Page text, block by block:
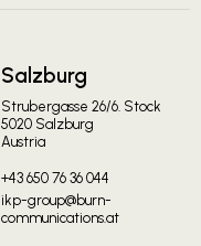
Salzburg
Strubergasse 26/6. Stock
5020 Salzburg
Austria
+43 650 76 36 044
ikp-group@burn-
communications.at